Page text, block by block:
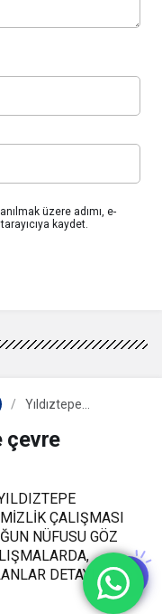
üzere adımı, e-
kaydet.
Yıldıztepe
temizlendi
çevre
ÇALIŞMASI
NÜFUSU GÖZ
DETAYLI BİR